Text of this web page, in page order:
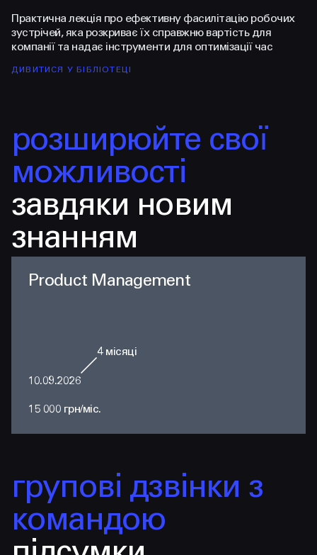
Практична лекція про ефективну фасилітацію робочих
зустрічей, яка розкриває їх справжню вартість для
компанії та надає інструменти для оптимізації час
ДИВИТИСЯ У БІБЛІОТЕЦІ
розширюйте свої
можливості
завдяки новим
знанням
Product Management
10.09.2026
4 місяці
15 000 грн/міс.
групові дзвінки з
командою